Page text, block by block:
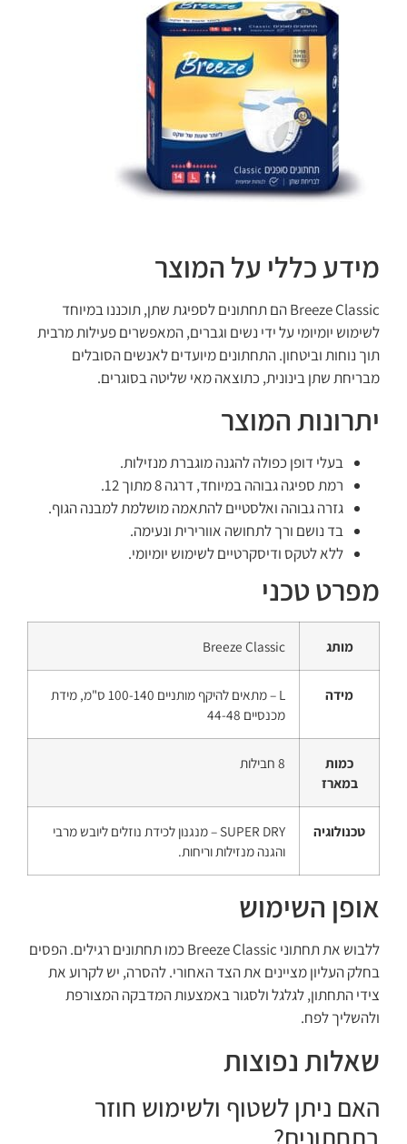
מידע כללי על המוצר
Breeze Classic הם תחתונים לספיגת שתן, תוכננו במיוחד
לשימוש יומיומי על ידי נשים וגברים, המאפשרים פעילות מרבית
תוך נוחות וביטחון. התחתונים מיועדים לאנשים הסובלים
מבריחת שתן בינונית, כתוצאה מאי שליטה בסוגרים.
יתרונות המוצר
בעלי דופן כפולה להגנה מוגברת מנזילות.
רמת ספיגה גבוהה במיוחד, דרגה 8 מתוך 12.
גזרה גבוהה ואלסטיים להתאמה מושלמת למבנה הגוף.
בד נושם ורך לתחושה אוורירית ונעימה.
ללא לטקס ודיסקרטיים לשימוש יומיומי.
מפרט טכני
מותג Breeze Classic
מידה
L – מתאים להיקף מותניים 100-140 ס"מ, מידת
מכנסיים 44-48
כמות
במארז
8 חבילות
טכנולוגיה
SUPER DRY – מנגנון לכידת נוזלים ליובש מרבי
והגנה מנזילות וריחות.
אופן השימוש
ללבוש את תחתוני Breeze Classic כמו תחתונים רגילים. הפסים
בחלק העליון מציינים את הצד האחורי. להסרה, יש לקרוע את
צידי התחתון, לגלגל ולסגור באמצעות המדבקה המצורפת
ולהשליך לפח.
שאלות נפוצות
האם ניתן לשטוף ולשימוש חוזר
בתחתונים?